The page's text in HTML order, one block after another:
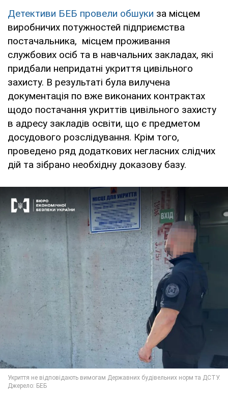
Детективи БЕБ провели обшуки за місцем
виробничих потужностей підприємства
постачальника, місцем проживання
службових осіб та в навчальних закладах, які
придбали непридатні укриття цивільного
захисту. В результаті була вилучена
документація по вже виконаних контрактах
щодо постачання укриттів цивільного захисту
в адресу закладів освіти, що є предметом
досудового розслідування. Крім того,
проведено ряд додаткових негласних слідчих
дій та зібрано необхідну доказову базу.